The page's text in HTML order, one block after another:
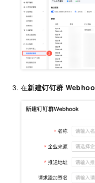
在新建钉钉群